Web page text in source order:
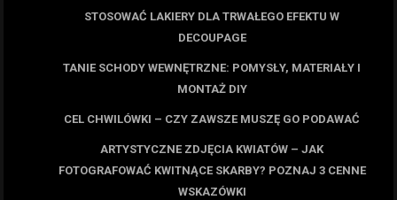
STOSOWAĆ LAKIERY DLA TRWAŁEGO EFEKTU W
DECOUPAGE
TANIE SCHODY WEWNĘTRZNE: POMYSŁY, MATERIAŁY I
MONTAŻ DIY
CEL CHWILÓWKI – CZY ZAWSZE MUSZĘ GO PODAWAĆ
ARTYSTYCZNE ZDJĘCIA KWIATÓW – JAK
FOTOGRAFOWAĆ KWITNĄCE SKARBY? POZNAJ 3 CENNE
WSKAZÓWKI